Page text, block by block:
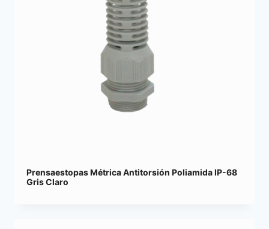
Prensaestopas Métrica Antitorsión Poliamida IP-68
Gris Claro